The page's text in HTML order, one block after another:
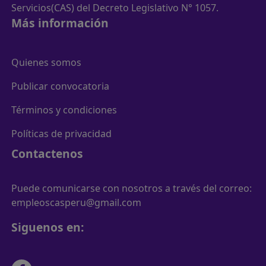
Servicios(CAS) del Decreto Legislativo N° 1057.
Más información
Quienes somos
Publicar convocatoria
Términos y condiciones
Políticas de privacidad
Contactenos
Puede comunicarse con nosotros a través del correo:
empleoscasperu@gmail.com
Siguenos en: